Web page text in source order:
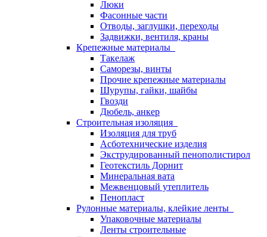
Люки
Фасонные части
Отводы, заглушки, переходы
Задвижки, вентиля, краны
Крепежные материалы
Такелаж
Саморезы, винты
Прочие крепежные материалы
Шурупы, гайки, шайбы
Гвозди
Дюбель, анкер
Строительная изоляция
Изоляция для труб
Асботехнические изделия
Экструдированный пенополистирол
Геотекстиль Дорнит
Минеральная вата
Межвенцовый утеплитель
Пенопласт
Рулонные материалы, клейкие ленты
Упаковочные материалы
Ленты строительные